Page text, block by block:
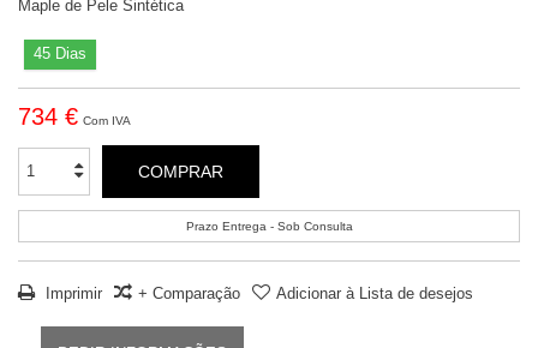
Maple de Pele Sintética
45 Dias
734 € Com IVA
COMPRAR
Prazo Entrega - Sob Consulta
Imprimir + Comparação Adicionar à Lista de desejos